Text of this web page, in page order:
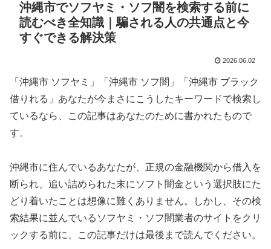
沖縄市でソフヤミ・ソフ闇を検索する前に
読むべき全知識｜騙される人の共通点と今
すぐできる解決策
2026.06.02
「沖縄市 ソフヤミ」「沖縄市 ソフ闇」「沖縄市 ブラック
借りれる」あなたが今まさにこうしたキーワードで検索し
ているなら、この記事はあなたのために書かれたもので
す。
沖縄市に住んでいるあなたが、正規の金融機関から借入を
断られ、追い詰められた末にソフト闇金という選択肢にた
どり着いたことは想像に難くありません。しかし、その検
索結果に並んでいるソフヤミ・ソフ闇業者のサイトをクリ
ックする前に、この記事だけは最後まで読んでください。